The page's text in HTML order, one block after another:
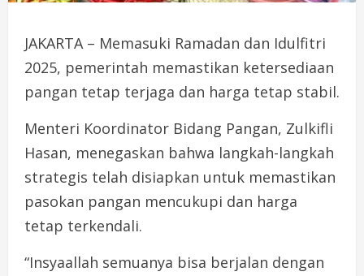
JAKARTA – Memasuki Ramadan dan Idulfitri
2025, pemerintah memastikan ketersediaan
pangan tetap terjaga dan harga tetap stabil.
Menteri Koordinator Bidang Pangan, Zulkifli
Hasan, menegaskan bahwa langkah-langkah
strategis telah disiapkan untuk memastikan
pasokan pangan mencukupi dan harga
tetap terkendali.
“Insyaallah semuanya bisa berjalan dengan